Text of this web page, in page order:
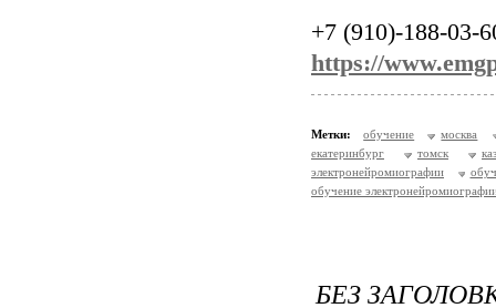
+7 (910)-188-03-
https://
Метки: обучение
москва
екатеринбург
томск
электронейромиографии
обучение
БЕЗ